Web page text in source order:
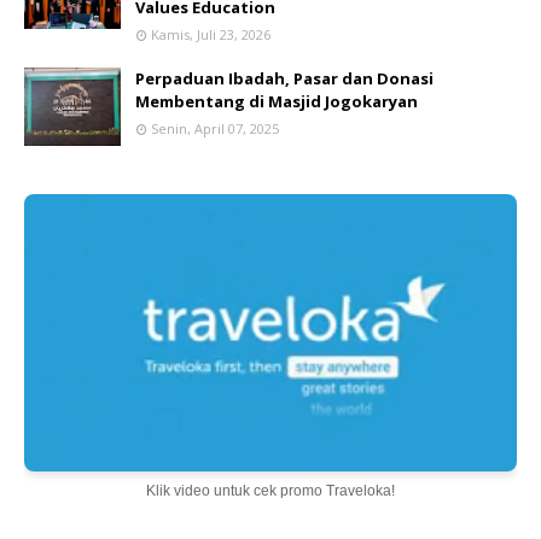
Values Education
Kamis, Juli 23, 2026
Perpaduan Ibadah, Pasar dan Donasi
Membentang di Masjid Jogokaryan
Senin, April 07, 2025
Klik video untuk cek promo Traveloka!